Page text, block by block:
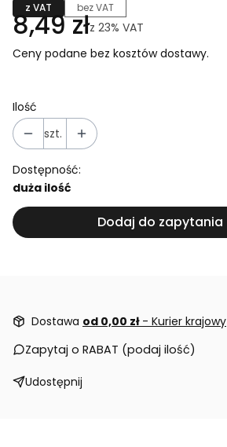
z VAT bez VAT
8,49 złz 23% VAT
Ceny podane bez kosztów dostawy.
Ilość
szt.
Dostępność:
duża ilość
Dodaj do zapytania
Dostawa od 0,00 zł - Kurier krajowy
Zapytaj o RABAT (podaj ilość)
Udostępnij